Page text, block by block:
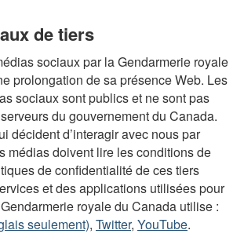
de tiers
sociaux par la Gendarmerie royale
prolongation de sa présence Web. Les
sociaux sont publics et ne sont pas
du gouvernement du Canada.
décident d’interagir avec nous par
médias doivent lire les conditions de
de confidentialité de ces tiers
et des applications utilisées pour
royale du Canada utilise :
seulement), Twitter, YouTube.